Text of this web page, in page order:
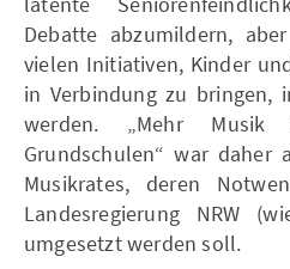
Debatte abzumildern,
vielen Initiativen, Kinder
in Verbindung zu bringen,
werden. „Mehr
Grundschulen“ war daher
Musikrates, deren
Landesregierung NRW
umgesetzt werden soll.